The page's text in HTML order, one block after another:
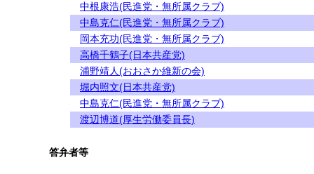
中根康浩(民進党・無所属クラブ)
中島克仁(民進党・無所属クラブ)
岡本充功(民進党・無所属クラブ)
高橋千鶴子(日本共産党)
浦野靖人(おおさか維新の会)
堀内照文(日本共産党)
中島克仁(民進党・無所属クラブ)
渡辺博道(厚生労働委員長)
答弁者等